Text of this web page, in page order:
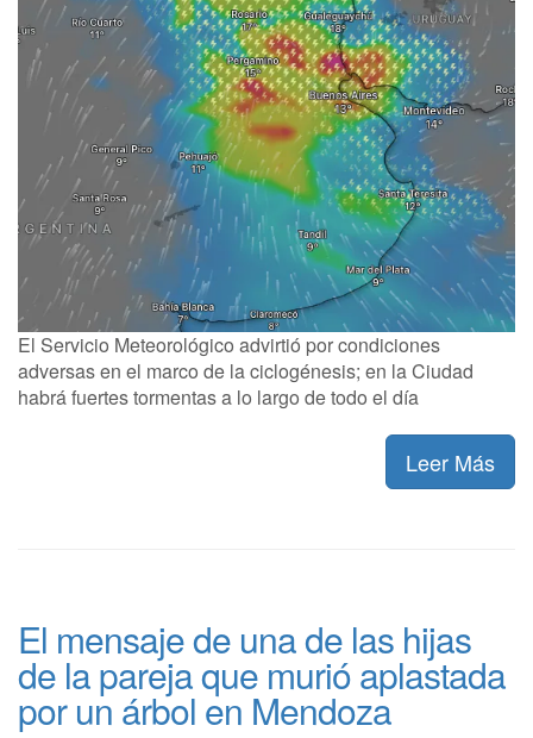
El Servicio Meteorológico advirtió por condiciones
adversas en el marco de la ciclogénesis; en la Ciudad
habrá fuertes tormentas a lo largo de todo el día
Leer Más
El mensaje de una de las hijas
de la pareja que murió aplastada
por un árbol en Mendoza